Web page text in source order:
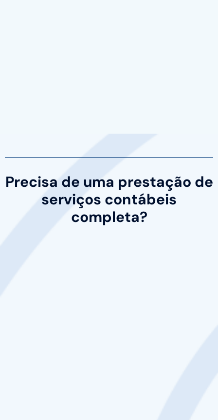
Precisa de uma prestação de
serviços contábeis
completa?